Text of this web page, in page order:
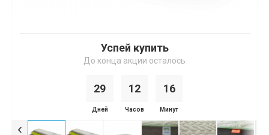
Успей купить
До конца акции осталось
29
Дней
12
Часов
16
Минут